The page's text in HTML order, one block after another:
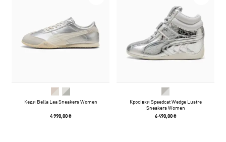
Кеди Bella Lea Sneakers Women
4 990,00 ₴
Кросівки Speedcat Wedge Lustre
Sneakers Women
6 490,00 ₴